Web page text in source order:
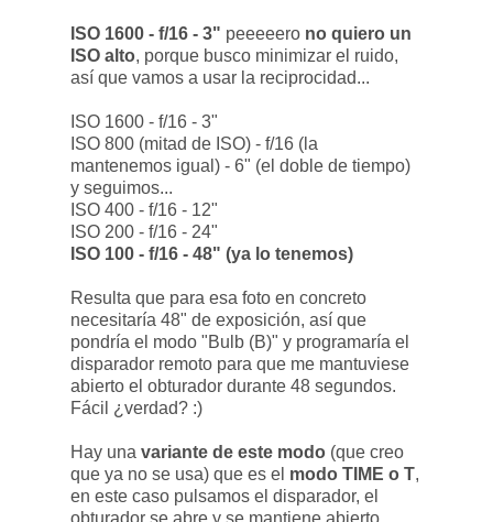
ISO 1600 - f/16 - 3" peeeeero no quiero un
ISO alto, porque busco minimizar el ruido,
así que vamos a usar la reciprocidad...
ISO 1600 - f/16 - 3"
ISO 800 (mitad de ISO) - f/16 (la
mantenemos igual) - 6" (el doble de tiempo)
y seguimos...
ISO 400 - f/16 - 12"
ISO 200 - f/16 - 24"
ISO 100 - f/16 - 48" (ya lo tenemos)
Resulta que para esa foto en concreto
necesitaría 48" de exposición, así que
pondría el modo "Bulb (B)" y programaría el
disparador remoto para que me mantuviese
abierto el obturador durante 48 segundos.
Fácil ¿verdad? :)
Hay una variante de este modo (que creo
que ya no se usa) que es el modo TIME o T,
en este caso pulsamos el disparador, el
obturador se abre y se mantiene abierto